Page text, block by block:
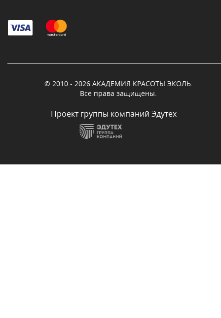
© 2010 - 2026 АКАДЕМИЯ КРАСОТЫ ЭКОЛЬ.
Все права защищены.
Проект группы компаний Эдутех